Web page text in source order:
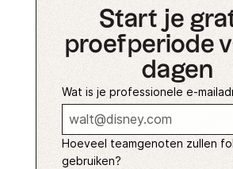
Start je
proefperiode
dagen
Wat is je professionele e-
Hoeveel teamgenoten zullen
gebruiken?